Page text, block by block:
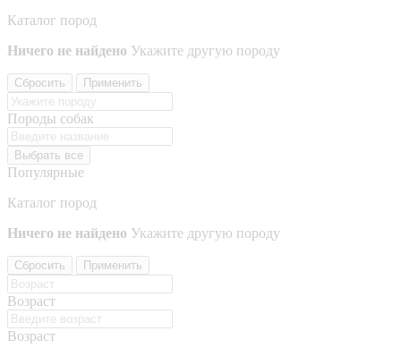
Каталог пород
Ничего не найдено Укажите другую породу
Сбросить Применить
Породы собак
Выбрать все
Популярные
Каталог пород
Ничего не найдено Укажите другую породу
Сбросить Применить
Возраст
Возраст